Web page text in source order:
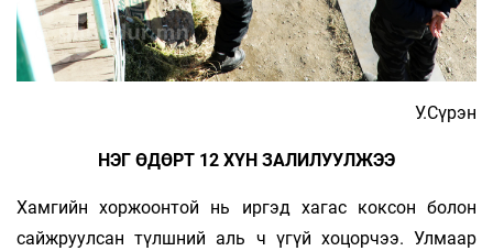
У.Сүрэн
НЭГ ӨДӨРТ 12 ХҮН ЗАЛИЛУУЛЖЭЭ
Хамгийн хоржоонтой нь иргэд хагас коксон болон
сайжруулсан түлшний аль ч үгүй хоцорчээ. Улмаар